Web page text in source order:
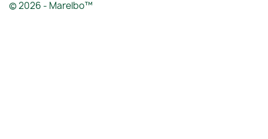
© 2026 - Marelbo™